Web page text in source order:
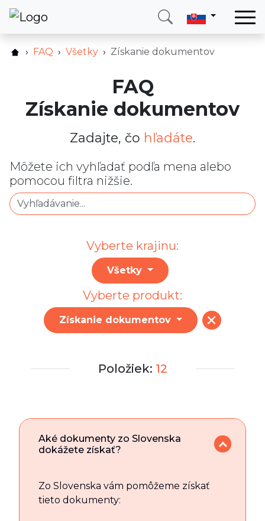
O nás
Zavolajte mi Prihlásiť sa
FAQ Všetky Získanie dokumentov
FAQ
Získanie dokumentov
Zadajte, čo hľadáte.
Môžete ich vyhľadať podľa mena alebo
pomocou filtra nižšie.
Vyberte krajinu:
Všetky
Vyberte produkt:
Získanie dokumentov
Položiek: 12
Aké dokumenty zo Slovenska
dokážete získať?
Zo Slovenska vám pomôžeme získať
tieto dokumenty: